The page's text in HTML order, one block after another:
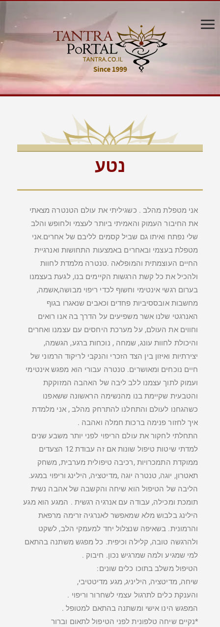
נטע
אני מטפלת מהלב . כשגיליתי את עולם הטנטרה מצאתי
את החיבור העמוק והאמיתי ביותר לעצמי ולחופש והלב
שלי נפתח ואיתו גם שביל קסמים לליבם של אחרים.אני
מטפלת בעצמי ובאחרים באמצעות התחושות ואנרגיית
החיים העוצמתית והמופלאה .טנטרה מלמדת לחוות
ולהכיל את כל קשת הרגשות הקיימים בנו, לגעת בעצמנו
בערום רגשי אינטימי וחשוף לכדי ריפוי מבושה,אשמה,
מחשבות אובססיביות פחדים וכאבים שנאגרו בגוף
האנרגטי שלנו אשר משפיעים על הדרך בה אנו רואים
וחווים את העולם, על מערכת היחסים עם עצמנו ואחרים
והיכולת לחוות עונג, שמחה , נוכחות ברגע, הגשמה,
יצירתיות ואיזון בין הצד הזכרי והנקבי לריקוד הרמוני של
חיים נוכחים ומאושרים. טנטרה עבורי הוא מפגש אינטימי
ועמוק לתוך עצמנו ללב ליבה של האהבה המזוקקת
והטבעית שקיימת בנו מהנשימה הראשונה ששאפנו
כשהגחנו לעולם והתחלנו להתרחק מהלב , אני מלמדת
איך לחזור פנימה ברכות חמלה ואהבה .
התחלתי לחקור את עולם הריפוי לפני יותר משבע שנים
למדתי שיטות טיפול שונות אם זה עבודת 12 הצעדים
ממוקדת התמכרויות ,רכיבה טיפולית מערבית, משחק
תאטרון, יוגה, טנטרה יוגה ,מדיטציה, הילינג וריפוי במגע.
הליבה של הטיפול הוא שיחה והקשבה של אהבה נשית
תומכת ומכילה, עבודה עם אנרגיה רגשית . המגע הוא מגע
הילינג בלבוש מלא שמאפשר לאנרגיה זרימה מרפאת
והרמונית. בשאיפה שנצלול יחד למעמקי הלב, לשקט
ולהרגשה טובה, קלילה וכיפית. כל מפגש משתנה בהתאם
למי שמגיע ולמה שמרגיש נכון. חיבוק .
הטיפול משלב בתוכו כלים שונים:
שיחה, מדיטציה, היליניג, מגע מדיטטיבי,
והענקת כלים לתרגול עצמי לשחרור וריפוי .
המפגש הינו אישי ומשתנה בהתאם למטופל .
*נקיים שיחה טלפונית לפני הטיפול לתאום וברור